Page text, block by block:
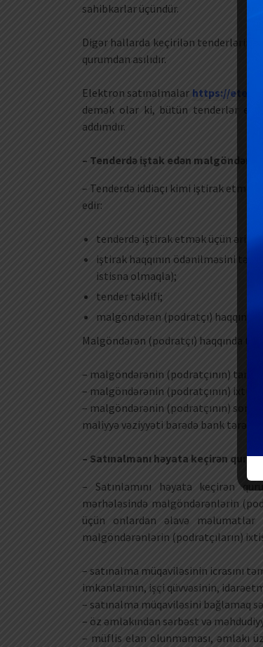
sahibkarlar üçündür.
Digər hallarda keçirilən tenderlərin
qurumdan asılıdır.
Elektron satınalmalar https://
demək olar ki, bütün tenderlər
addımdır.
– Tenderdə iştak edən
– Tenderdə iddiaçı kimi iştirak etmək
edir:
tenderdə iştirak etmək üçün ərizə;
iştirak haqqının ödənilməsini
istisna olmaqla);
tender təklifi;
malgöndərən (podratçı)
Malgöndərən (podratçı) haqqında
– malgöndərənin (podratçının) tam
– malgöndərənin (podratçının)
– malgöndərənin (podratçının) son
maliyyə vəziyyəti barədə bank
– Satınalmanı həyata keçirən
– Satınlamını həyata keçirən
mərhələsində malgöndərənlərin
üçün onlardan əlavə
malgöndərənlərin (podratçıların)
– satınalma müqaviləsinin icrasını
imkanlarının, işçi qüvvəsinin,
– satınalma müqaviləsini bağlamaq
– öz əmlakından sərbəst və
– müflis elan olunmaması, əmlakı